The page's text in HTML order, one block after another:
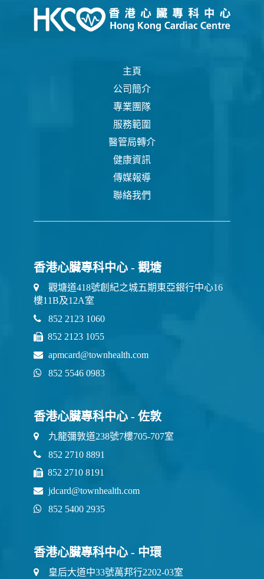
主頁
公司簡介
專業團隊
服務範圍
醫管局轉介
健康資訊
傳媒報導
聯絡我們
香港心臟專科中心 - 觀塘
觀塘道418號創紀之城五期東亞銀行中心16
樓11B及12A室
852 2123 1060
852 2123 1055
apmcard@townhealth.com
852 5546 0983
香港心臟專科中心 - 佐敦
九龍彌敦道238號7樓705-707室
852 2710 8891
852 2710 8191
jdcard@townhealth.com
852 5400 2935
香港心臟專科中心 - 中環
皇后大道中33號萬邦行2202-03室